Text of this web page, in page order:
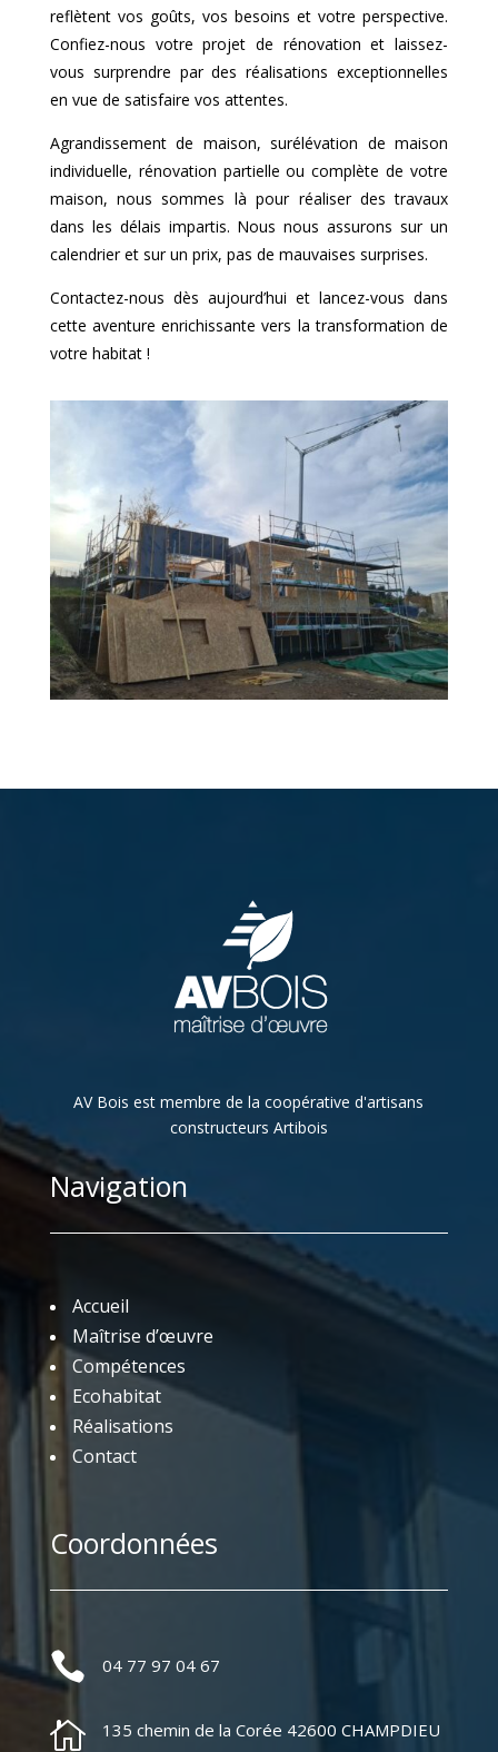
reflètent vos goûts, vos besoins et votre perspective.
Confiez-nous votre projet de rénovation et laissez-
vous surprendre par des réalisations exceptionnelles
en vue de satisfaire vos attentes.
Agrandissement de maison, surélévation de maison
individuelle, rénovation partielle ou complète de votre
maison, nous sommes là pour réaliser des travaux
dans les délais impartis. Nous nous assurons sur un
calendrier et sur un prix, pas de mauvaises surprises.
Contactez-nous dès aujourd’hui et lancez-vous dans
cette aventure enrichissante vers la transformation de
votre habitat !
AV Bois est membre de la coopérative d'artisans
constructeurs Artibois
Navigation
Accueil
Maîtrise d’œuvre
Compétences
Ecohabitat
Réalisations
Contact
Coordonnées
 04 77 97 04 67
 135 chemin de la Corée 42600 CHAMPDIEU